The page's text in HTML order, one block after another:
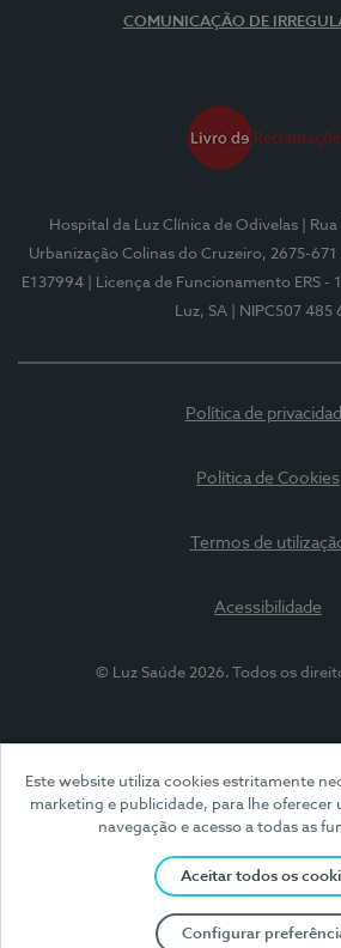
Este website utiliza cookies estritamente
marketing e publicidade, para lhe oferecer
navegação e acesso a todas as
Aceitar todos os
Configurar
COMUNICAÇÃO DE
Hospital da Luz Clínica de Odivelas
|
Urbanização Colinas do Cruzeiro, 2675-671
E137994
| Licença de Funcionamento ERS -
Luz, SA
| NIPC507 485
Política de
Política de Cookies
Termos de
Acessibilidade
© Luz Saúde 2026. Todos os